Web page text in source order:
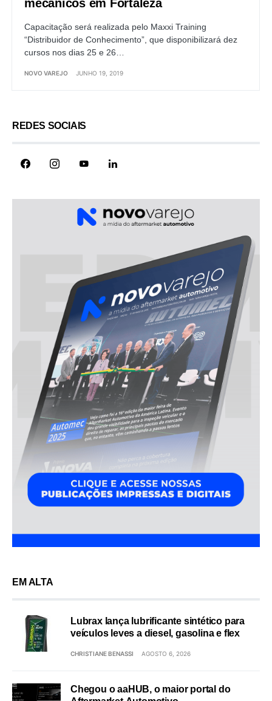
mecânicos em Fortaleza
Capacitação será realizada pelo Maxxi Training
“Distribuidor de Conhecimento”, que disponibilizará dez
cursos nos dias 25 e 26…
NOVO VAREJO JUNHO 19, 2019
REDES SOCIAIS
EM ALTA
Lubrax lança lubrificante sintético para
veículos leves a diesel, gasolina e flex
CHRISTIANE BENASSI AGOSTO 6, 2026
Chegou o aaHUB, o maior portal do